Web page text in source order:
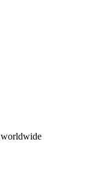
worldwide